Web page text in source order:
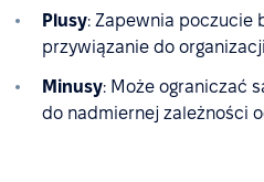
Plusy: Zapewnia poczucie
przywiązanie do
Minusy: Może ograniczać
do nadmiernej zależności